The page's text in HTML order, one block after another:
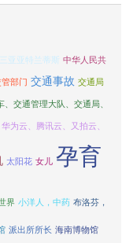
三亚亚特兰蒂斯 中华人民共
管部门 交通事故 交通局
、交通管理大队、交通局、
华为云、腾讯云、又拍云、
太阳花 女儿 孕育
界 小洋人，中药 布洛芬，
派出所所长 海南博物馆